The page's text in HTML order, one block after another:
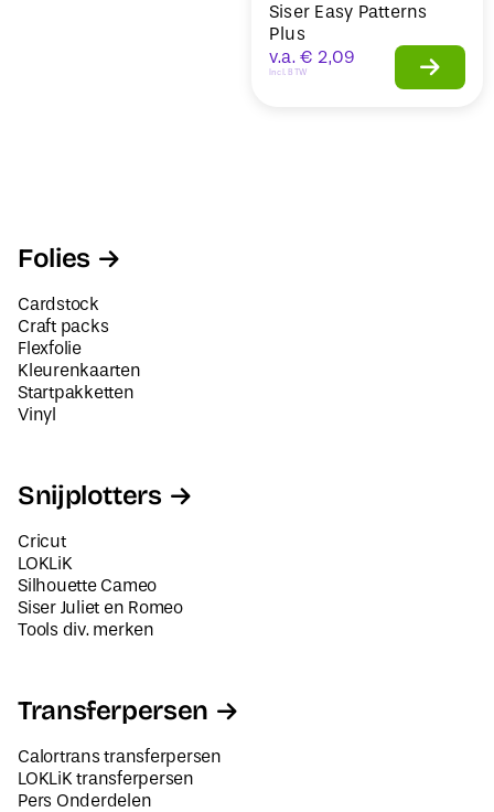
Siser Easy Patterns
Plus
v.a. € 2,09
Incl. BTW
Folies
Cardstock
Craft packs
Flexfolie
Kleurenkaarten
Startpakketten
Vinyl
Snijplotters
Cricut
LOKLiK
Silhouette Cameo
Siser Juliet en Romeo
Tools div. merken
Transferpersen
Calortrans transferpersen
LOKLiK transferpersen
Pers Onderdelen